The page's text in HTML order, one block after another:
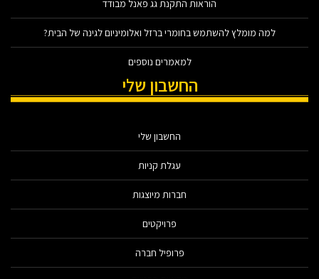
הוראות התקנת גג פאנל מבודד
למה מומלץ להשתמש בחומרי ברזל ואלומיניום לגינה של הבית?
למאמרים נוספים
החשבון שלי
החשבון שלי
עגלת קניות
חברות מיוצגות
פרויקטים
פרופיל חברה